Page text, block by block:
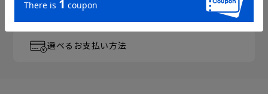
会員登録でさらに
「便利にお得にお買い物」を
選べるお支払い方法